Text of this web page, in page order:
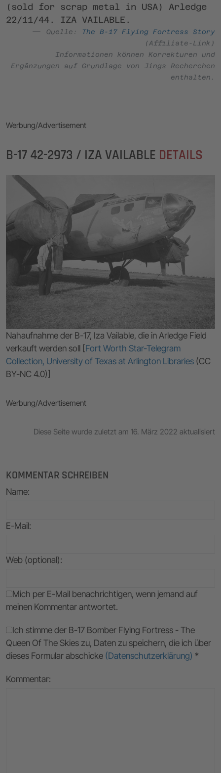
(sold for scrap metal in USA) Arledge
22/11/44. IZA VAILABLE.
Quelle:
The B-17 Flying Fortress Story
(Affiliate-Link)
Informationen können Korrekturen und
Ergänzungen auf Grundlage von Jings Recherchen
enthalten.
Werbung/Advertisement
B-17 42-2973 / IZA VAILABLE DETAILS
Nahaufnahme der B-17, Iza Vailable, die in Arledge Field
verkauft werden soll [Fort Worth Star-Telegram
Collection, University of Texas at Arlington Libraries (CC
BY-NC 4.0)]
Werbung/Advertisement
Diese Seite wurde zuletzt am 16. März 2022 aktualisiert
KOMMENTAR SCHREIBEN
Name:
E-Mail:
Web (optional):
Mich per E-Mail benachrichtigen, wenn jemand auf
meinen Kommentar antwortet.
Ich stimme der B-17 Bomber Flying Fortress - The
Queen Of The Skies zu, Daten zu speichern, die ich über
dieses Formular abschicke (Datenschutzerklärung) *
Kommentar: